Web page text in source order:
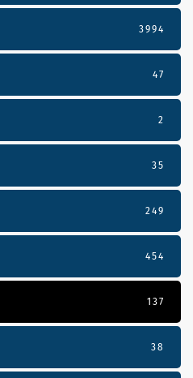
3994
47
2
35
249
454
137
38